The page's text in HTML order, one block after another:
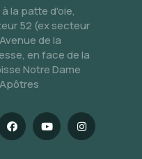
la patte d'oie,
52 (ex secteur
de la
en face de la
Notre Dame